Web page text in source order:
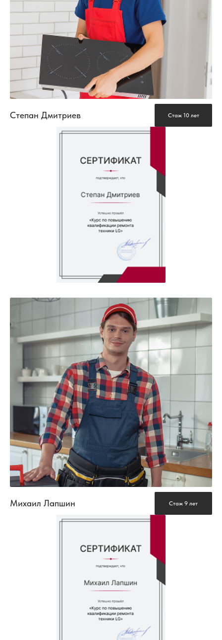
Степан Дмитриев Стаж 10 лет
Михаил Лапшин Стаж 9 лет